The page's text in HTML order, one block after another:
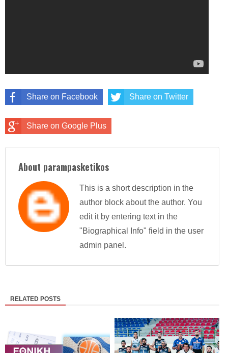
Share on Facebook Share on Twitter
Share on Google Plus
About parampasketikos
This is a short description in the
author block about the author. You
edit it by entering text in the
"Biographical Info" field in the user
admin panel.
RELATED POSTS